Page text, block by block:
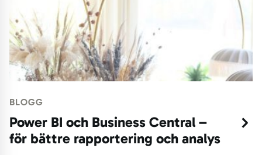
BLOGG
Power BI och Business Central –
för bättre rapportering och analys